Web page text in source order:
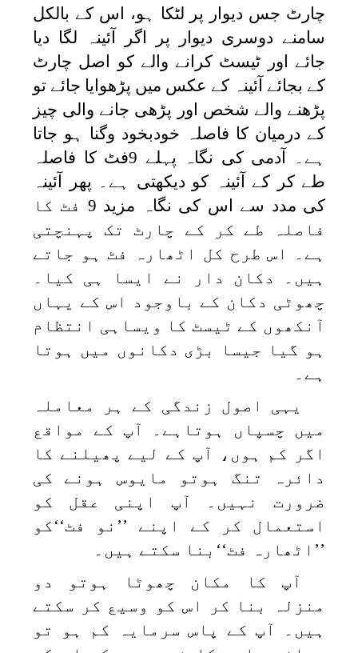
چارٹ جس دیوار پر لٹکا ہو، اس کے بالکل
سامنے دوسری دیوار پر اگر آئینہ لگا دیا
جائے اور ٹیسٹ کرانے والے کو اصل چارٹ
کے بجائے آئینہ کے عکس میں پڑھوایا جائے تو
پڑھنے والے شخص اور پڑھی جانے والی چیز
کے درمیان کا فاصلہ خودبخود وگنا ہو جاتا
ہے۔ آدمی کی نگاہ پہلے 9فٹ کا فاصلہ
طے کر کے آئینہ کو دیکھتی ہے۔ پھر آئینہ
کی مدد سے اس کی نگاہ مزید 9 فٹ کا
فاصلہ طے کر کے چارٹ تک پہنچتی
ہے۔ اس طرح کل اٹھارہ فٹ ہو جاتے
ہیں۔ دکان دار نے ایسا ہی کیا۔
چھوٹی دکان کے باوجود اس کے یہاں
آنکھوں کے ٹیسٹ کا ویساہی انتظام
ہو گیا جیسا بڑی دکانوں میں ہوتا
ہے۔
یہی اصول زندگی کے ہر معاملہ
میں چسپاں ہوتاہے۔ آپ کے مواقع
اگر کم ہوں، آپ کے لیے پھیلنے کا
دائرہ تنگ ہوتو مایوس ہونے کی
ضرورت نہیں۔ آپ اپنی عقل کو
استعمال کر کے اپنے ’’نو فٹ‘‘کو
’’اٹھارہ فٹ‘‘بنا سکتے ہیں۔
آپ کا مکان چھوٹا ہوتو دو
منزلہ بنا کر اس کو وسیع کر سکتے
ہیں۔ آپ کے پاس سرمایہ کم ہو تو